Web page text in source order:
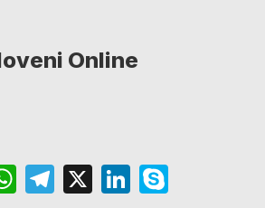
Online
WhatsApp
Telegram
X LinkedIn